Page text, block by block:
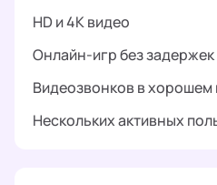
HD и 4K видео
Онлайн-игр без задержек
Видеозвонков в хорошем
Нескольких активных